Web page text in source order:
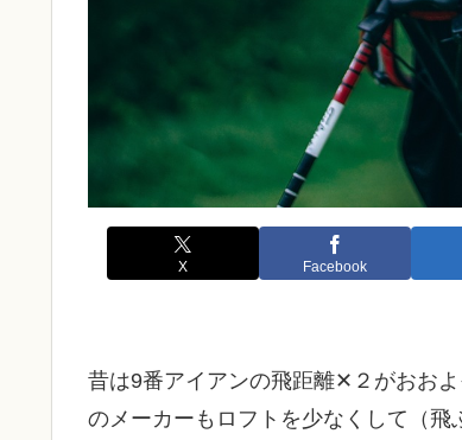
X Facebook
昔は9番アイアンの飛距離✕２がおお
のメーカーもロフトを少なくして（